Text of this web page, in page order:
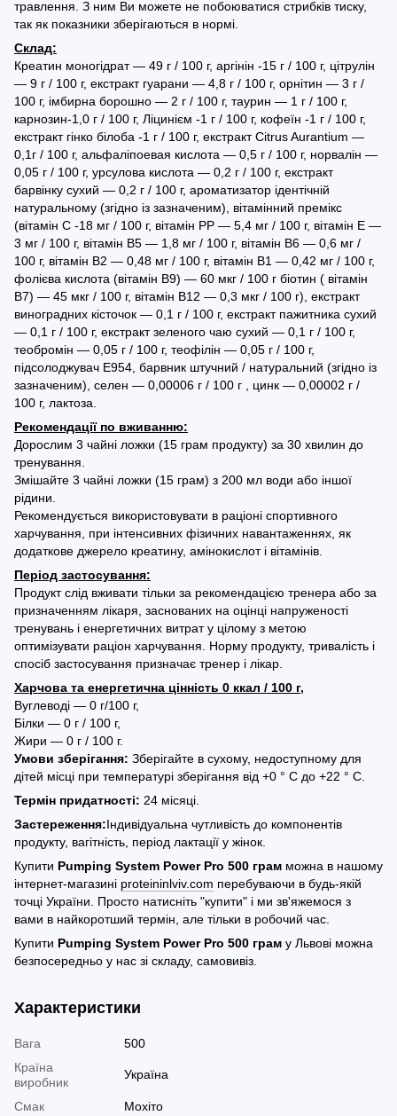
травлення. З ним Ви можете не побоюватися стрибків тиску,
так як показники зберігаються в нормі.
Склад:
Креатин моногідрат ― 49 г / 100 г, аргінін -15 г / 100 г, цітрулін
― 9 г / 100 г, екстракт гуарани ― 4,8 г / 100 г, орнітин ― 3 г /
100 г, імбирна борошно ― 2 г / 100 г, таурин ― 1 г / 100 г,
карнозин-1,0 г / 100 г, Ліцинієм -1 г / 100 г, кофеїн -1 г / 100 г,
екстракт гінко білоба -1 г / 100 г, екстракт Citrus Aurantium ―
0,1г / 100 г, альфаліпоевая кислота ― 0,5 г / 100 г, норвалін ―
0,05 г / 100 г, урсулова кислота ― 0,2 г / 100 г, екстракт
барвінку сухий ― 0,2 г / 100 г, ароматизатор ідентічній
натуральному (згідно із зазначеним), вітамінний премікс
(вітамін С -18 мг / 100 г, вітамін РР ― 5,4 мг / 100 г, вітамін Е ―
3 мг / 100 г, вітамін В5 ― 1,8 мг / 100 г, вітамін В6 ― 0,6 мг /
100 г, вітамін В2 ― 0,48 мг / 100 г, вітамін В1 ― 0,42 мг / 100 г,
фолієва кислота (вітамін В9) ― 60 мкг / 100 г біотин ( вітамін
В7) ― 45 мкг / 100 г, вітамін В12 ― 0,3 мкг / 100 г), екстракт
виноградних кісточок ― 0,1 г / 100 г, екстракт пажитника сухий
― 0,1 г / 100 г, екстракт зеленого чаю сухий ― 0,1 г / 100 г,
теобромін ― 0,05 г / 100 г, теофілін ― 0,05 г / 100 г,
підсолоджувач Е954, барвник штучний / натуральний (згідно із
зазначеним), селен ― 0,00006 г / 100 г , цинк ― 0,00002 г /
100 г, лактоза.
Рекомендації по вживанню:
Дорослим 3 чайні ложки (15 грам продукту) за 30 хвилин до
тренування.
Змішайте 3 чайні ложки (15 грам) з 200 мл води або іншої
рідини.
Рекомендується використовувати в раціоні спортивного
харчування, при інтенсивних фізичних навантаженнях, як
додаткове джерело креатину, амінокислот і вітамінів.
Період застосування:
Продукт слід вживати тільки за рекомендацією тренера або за
призначенням лікаря, заснованих на оцінці напруженості
тренувань і енергетичних витрат у цілому з метою
оптимізувати раціон харчування. Норму продукту, тривалість і
спосіб застосування призначає тренер і лікар.
Харчова та енергетична цінність 0 ккал / 100 г,
Вуглеводі — 0 г/100 г,
Білки ― 0 г / 100 г,
Жири ― 0 г / 100 г.
Умови зберігання: Зберігайте в сухому, недоступному для
дітей місці при температурі зберігання від +0 ° С до +22 ° С.
Термін придатності: 24 місяці.
Застереження:Індивідуальна чутливість до компонентів
продукту, вагітність, період лактації у жінок.
Купити Pumping System Power Pro 500 грам можна в нашому
інтернет-магазині proteininlviv.com перебуваючи в будь-якій
точці України. Просто натисніть "купити" і ми зв'яжемося з
вами в найкоротший термін, але тільки в робочий час.
Купити Pumping System Power Pro 500 грам у Львові можна
безпосередньо у нас зі складу, самовивіз.
Характеристики
Вага
500
Країна
виробник
Україна
Смак
Мохіто